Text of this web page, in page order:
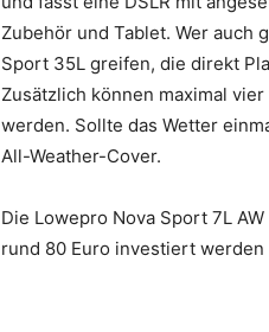
Zubehör und Tablet. Wer
Sport 35L greifen, die direkt
Zusätzlich können maximal
werden. Sollte das Wetter
All-Weather-Cover.
Die Lowepro Nova Sport 7L
rund 80 Euro investiert werden